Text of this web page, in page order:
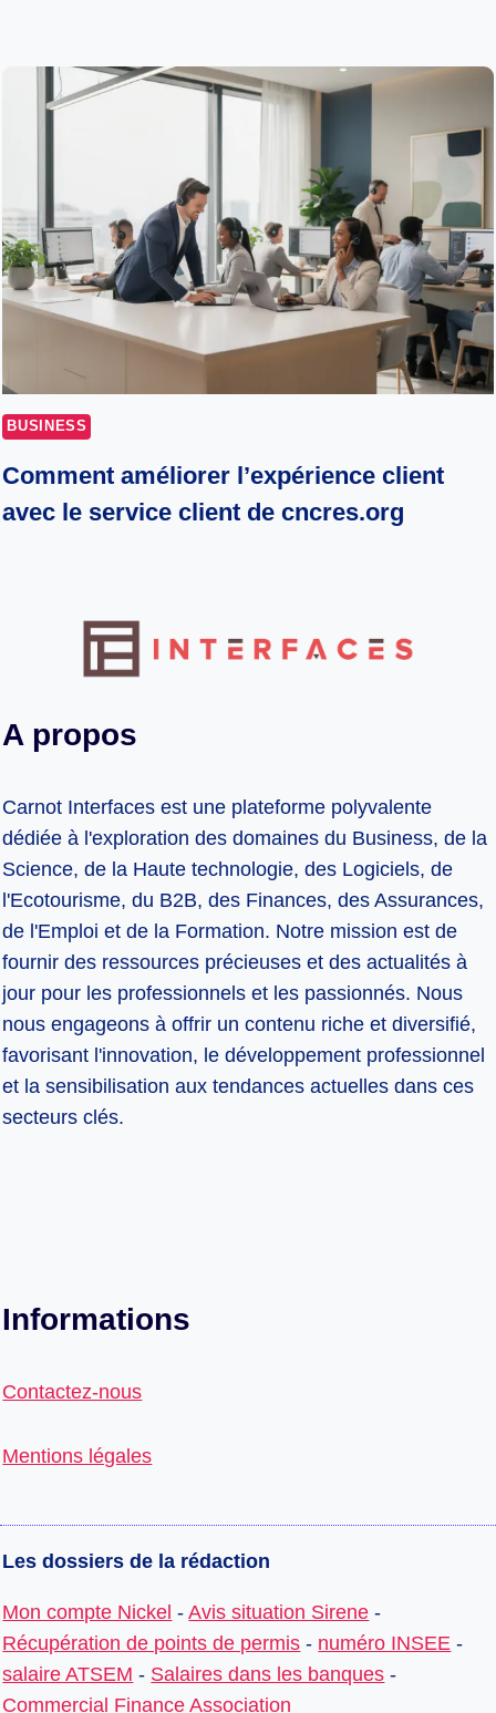
BUSINESS
Comment améliorer l’expérience client
avec le service client de cncres.org
A propos
Carnot Interfaces est une plateforme polyvalente
dédiée à l'exploration des domaines du Business, de la
Science, de la Haute technologie, des Logiciels, de
l'Ecotourisme, du B2B, des Finances, des Assurances,
de l'Emploi et de la Formation. Notre mission est de
fournir des ressources précieuses et des actualités à
jour pour les professionnels et les passionnés. Nous
nous engageons à offrir un contenu riche et diversifié,
favorisant l'innovation, le développement professionnel
et la sensibilisation aux tendances actuelles dans ces
secteurs clés.
Informations
Contactez-nous
Mentions légales
Les dossiers de la rédaction
Mon compte Nickel -Avis situation Sirene -
Récupération de points de permis - numéro INSEE -
salaire ATSEM - Salaires dans les banques -
Commercial Finance Association